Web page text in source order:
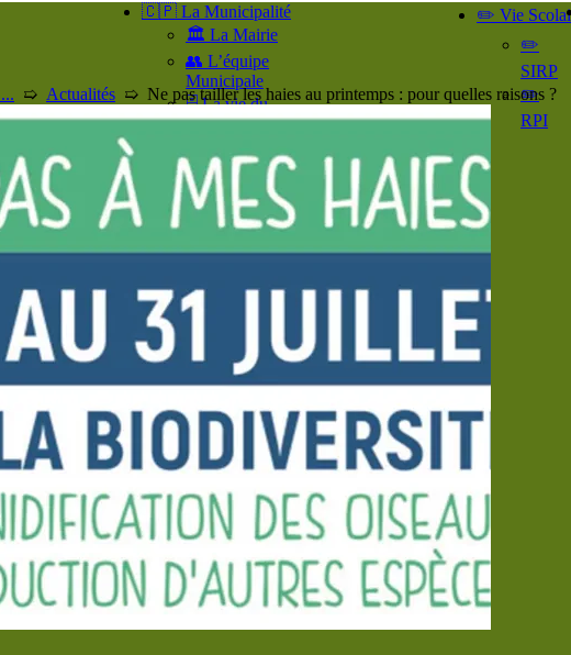
🇨🇵 La Municipalité
🏛️ La Mairie
👥​ L’équipe
Municipale
🗄️ La vie du
comptes
rendus
💾 Arrêtés
Municipaux
🚸 Conseil
des Enfants
🏘️ Plan local
de
Coulommes
des Elections
Correspondant
Défense
🗂️ Actions
Sociales
🎦 Les
publications
✏️ Vie
✏️
SIRP
✏️
RPI
➯ Actualités ➯ Ne pas tailler les haies au printemps : pour quelles raisons ?